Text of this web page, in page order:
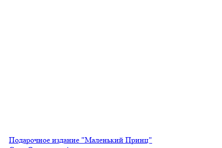
Подарочное издание "Маленький Принц"